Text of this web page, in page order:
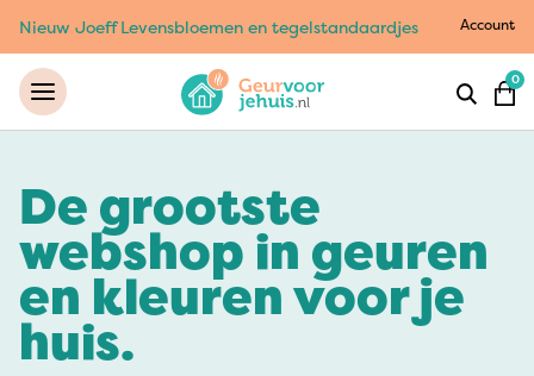
Nieuw Joeff Levensbloemen en tegelstandaardjes Account
0
De grootste
webshop in geuren
en kleuren voor je
huis.